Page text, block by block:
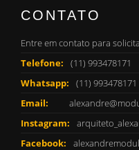
CONTATO
Entre em contato para
Telefone:
(11) 993478171
Whatsapp:
(11) 993478171
Email:
Instagram:
Facebook: